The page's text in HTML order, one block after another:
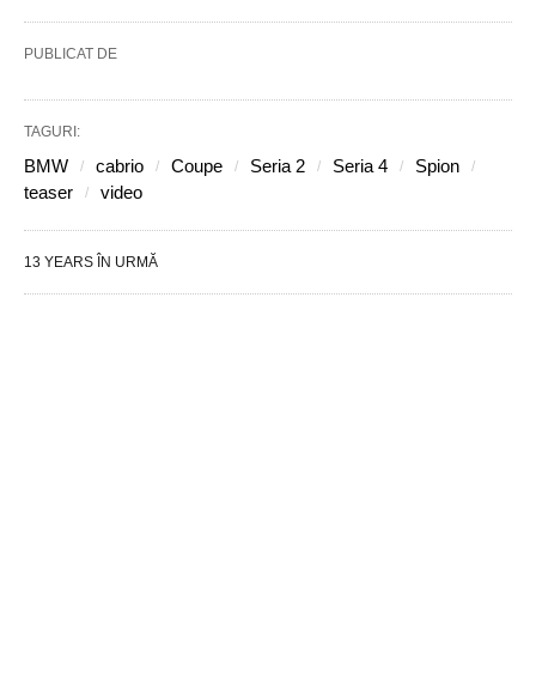
PUBLICAT DE
TAGURI:
BMW cabrio Coupe Seria 2 Seria 4
Spion
teaser
video
13 YEARS ÎN URMĂ